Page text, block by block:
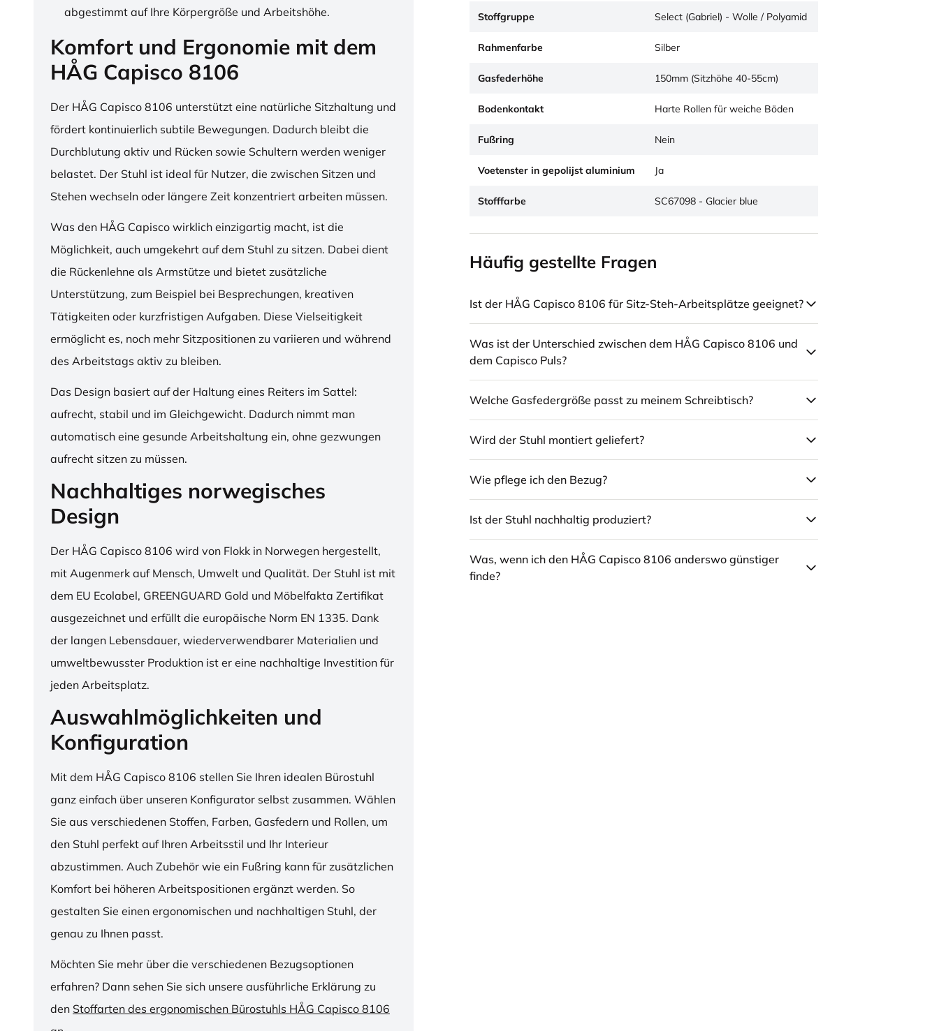
abgestimmt auf Ihre Körpergröße und Arbeitshöhe.
Komfort und Ergonomie mit dem
HÅG Capisco 8106
Der HÅG Capisco 8106 unterstützt eine natürliche Sitzhaltung und
fördert kontinuierlich subtile Bewegungen. Dadurch bleibt die
Durchblutung aktiv und Rücken sowie Schultern werden weniger
belastet. Der Stuhl ist ideal für Nutzer, die zwischen Sitzen und
Stehen wechseln oder längere Zeit konzentriert arbeiten müssen.
Was den HÅG Capisco wirklich einzigartig macht, ist die
Möglichkeit, auch umgekehrt auf dem Stuhl zu sitzen. Dabei dient
die Rückenlehne als Armstütze und bietet zusätzliche
Unterstützung, zum Beispiel bei Besprechungen, kreativen
Tätigkeiten oder kurzfristigen Aufgaben. Diese Vielseitigkeit
ermöglicht es, noch mehr Sitzpositionen zu variieren und während
des Arbeitstags aktiv zu bleiben.
Das Design basiert auf der Haltung eines Reiters im Sattel:
aufrecht, stabil und im Gleichgewicht. Dadurch nimmt man
automatisch eine gesunde Arbeitshaltung ein, ohne gezwungen
aufrecht sitzen zu müssen.
Nachhaltiges norwegisches
Design
Der HÅG Capisco 8106 wird von Flokk in Norwegen hergestellt,
mit Augenmerk auf Mensch, Umwelt und Qualität. Der Stuhl ist mit
dem EU Ecolabel, GREENGUARD Gold und Möbelfakta Zertifikat
ausgezeichnet und erfüllt die europäische Norm EN 1335. Dank
der langen Lebensdauer, wiederverwendbarer Materialien und
umweltbewusster Produktion ist er eine nachhaltige Investition für
jeden Arbeitsplatz.
Auswahlmöglichkeiten und
Konfiguration
Mit dem HÅG Capisco 8106 stellen Sie Ihren idealen Bürostuhl
ganz einfach über unseren Konfigurator selbst zusammen. Wählen
Sie aus verschiedenen Stoffen, Farben, Gasfedern und Rollen, um
den Stuhl perfekt auf Ihren Arbeitsstil und Ihr Interieur
abzustimmen. Auch Zubehör wie ein Fußring kann für zusätzlichen
Komfort bei höheren Arbeitspositionen ergänzt werden. So
gestalten Sie einen ergonomischen und nachhaltigen Stuhl, der
genau zu Ihnen passt.
Möchten Sie mehr über die verschiedenen Bezugsoptionen
erfahren? Dann sehen Sie sich unsere ausführliche Erklärung zu
den Stoffarten des ergonomischen Bürostuhls HÅG Capisco 8106
Stoffgruppe Select (Gabriel) - Wolle / Polyamid
Rahmenfarbe Silber
Gasfederhöhe 150mm (Sitzhöhe 40-55cm)
Bodenkontakt Harte Rollen für weiche Böden
Fußring Nein
Voetenster in gepolijst aluminium Ja
Stofffarbe SC67098 - Glacier blue
Häufig gestellte Fragen
Ist der HÅG Capisco 8106 für Sitz-Steh-Arbeitsplätze geeignet?
Was ist der Unterschied zwischen dem HÅG Capisco 8106 und
dem Capisco Puls?
Welche Gasfedergröße passt zu meinem Schreibtisch?
Wird der Stuhl montiert geliefert?
Wie pflege ich den Bezug?
Ist der Stuhl nachhaltig produziert?
Was, wenn ich den HÅG Capisco 8106 anderswo günstiger
finde?